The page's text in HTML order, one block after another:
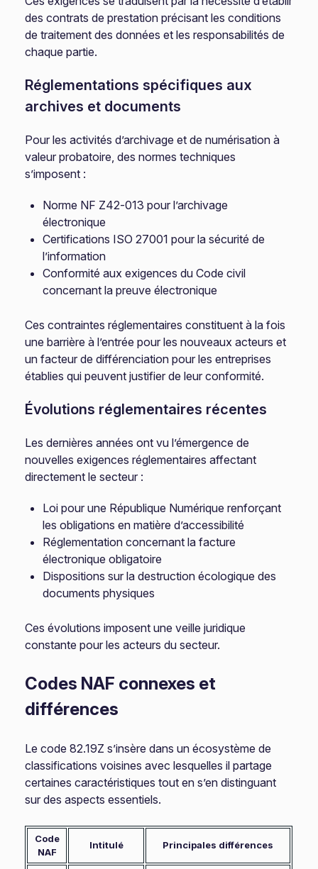
des contrats de prestation précisant les conditions
de traitement des données et les responsabilités de
chaque partie.
Réglementations spécifiques aux
archives et documents
Pour les activités d’archivage et de numérisation à
valeur probatoire, des normes techniques
s’imposent :
Norme NF Z42-013 pour l’archivage
électronique
Certifications ISO 27001 pour la sécurité de
l’information
Conformité aux exigences du Code civil
concernant la preuve électronique
Ces contraintes réglementaires constituent à la fois
une barrière à l’entrée pour les nouveaux acteurs et
un facteur de différenciation pour les entreprises
établies qui peuvent justifier de leur conformité.
Évolutions réglementaires récentes
Les dernières années ont vu l’émergence de
nouvelles exigences réglementaires affectant
directement le secteur :
Loi pour une République Numérique renforçant
les obligations en matière d’accessibilité
Réglementation concernant la facture
électronique obligatoire
Dispositions sur la destruction écologique des
documents physiques
Ces évolutions imposent une veille juridique
constante pour les acteurs du secteur.
Codes NAF connexes et
différences
Le code 82.19Z s’insère dans un écosystème de
classifications voisines avec lesquelles il partage
certaines caractéristiques tout en s’en distinguant
sur des aspects essentiels.
Code
NAF
Intitulé Principales différences